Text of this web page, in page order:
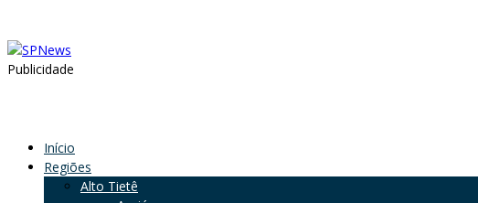
Publicidade
Início
Regiões
Alto Tietê